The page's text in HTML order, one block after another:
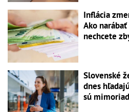
Inflácia
Ako
nechcete
Slovenské
dnes
sú